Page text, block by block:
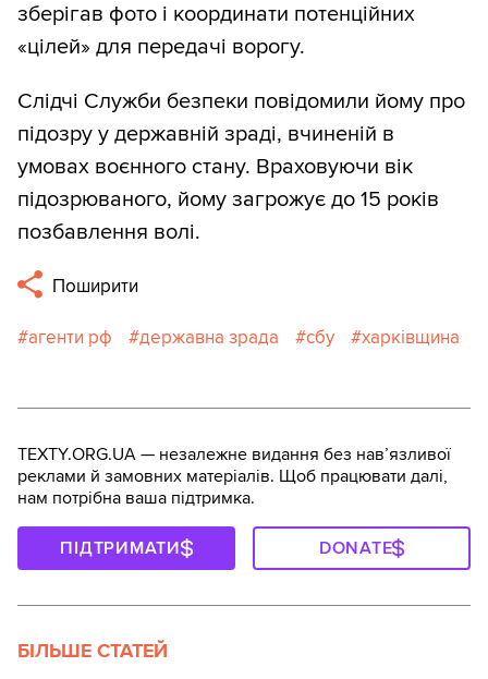
зберігав фото і координати потенційних
«цілей» для передачі ворогу.
Слідчі Служби безпеки повідомили йому про
підозру у державній зраді, вчиненій в
умовах воєнного стану. Враховуючи вік
підозрюваного, йому загрожує до 15 років
позбавлення волі.
Поширити
агенти рф державна зрада сбу харківщина
TEXTY.ORG.UA — незалежне видання без навʼязливої
реклами й замовних матеріалів. Щоб працювати далі,
нам потрібна ваша підтримка.
ПІДТРИМАТИ DONATE
БІЛЬШЕ СТАТЕЙ